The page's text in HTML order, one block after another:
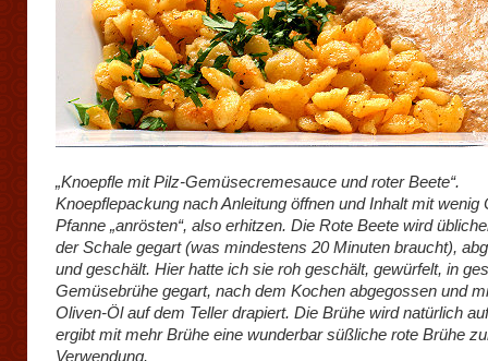
„Knoepfle mit Pilz-Gemüsecremesauce und roter Beete“.
Knoepflepackung nach Anleitung öffnen und Inhalt mit wenig
Pfanne „anrösten“, also erhitzen. Die Rote Beete wird
der Schale gegart (was mindestens 20 Minuten braucht),
und geschält. Hier hatte ich sie roh geschält, gewürfelt, in
Gemüsebrühe gegart, nach dem Kochen abgegossen und
Oliven-Öl auf dem Teller drapiert. Die Brühe wird natürlich
ergibt mit mehr Brühe eine wunderbar süßliche rote Brühe
Verwendung.